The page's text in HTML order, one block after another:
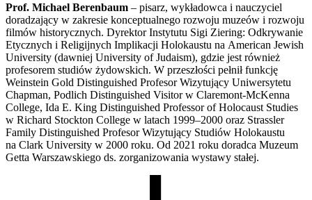
Prof. Michael Berenbaum – pisarz, wykładowca i nauczyciel
doradzający w zakresie konceptualnego rozwoju muzeów i rozwoju
filmów historycznych. Dyrektor Instytutu Sigi Ziering: Odkrywanie
Etycznych i Religijnych Implikacji Holokaustu na American Jewish
University (dawniej University of Judaism), gdzie jest również
profesorem studiów żydowskich. W przeszłości pełnił funkcję
Weinstein Gold Distinguished Profesor Wizytujący Uniwersytetu
Chapman, Podlich Distinguished Visitor w Claremont-McKenna
College, Ida E. King Distinguished Professor of Holocaust Studies
w Richard Stockton College w latach 1999–2000 oraz Strassler
Family Distinguished Profesor Wizytujący Studiów Holokaustu
na Clark University w 2000 roku. Od 2021 roku doradca Muzeum
Getta Warszawskiego ds. zorganizowania wystawy stałej.